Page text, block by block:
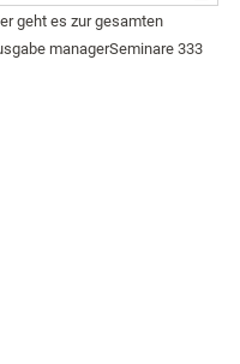
geht es zur gesamten
managerSeminare 333